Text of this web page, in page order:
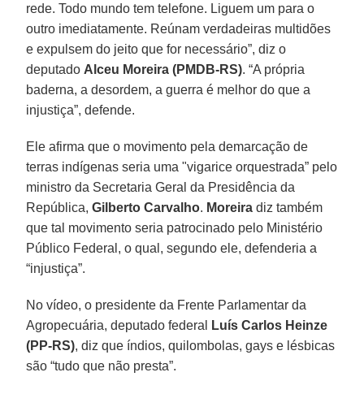
rede. Todo mundo tem telefone. Liguem um para o
outro imediatamente. Reúnam verdadeiras multidões
e expulsem do jeito que for necessário”, diz o
deputado Alceu Moreira (PMDB-RS). “A própria
baderna, a desordem, a guerra é melhor do que a
injustiça”, defende.
Ele afirma que o movimento pela demarcação de
terras indígenas seria uma "vigarice orquestrada” pelo
ministro da Secretaria Geral da Presidência da
República,Gilberto Carvalho. Moreira diz também
que tal movimento seria patrocinado pelo Ministério
Público Federal, o qual, segundo ele, defenderia a
“injustiça”.
No vídeo, o presidente da Frente Parlamentar da
Agropecuária, deputado federal
Luís Carlos Heinze
(PP-RS), diz que índios, quilombolas, gays e lésbicas
são “tudo que não presta”.